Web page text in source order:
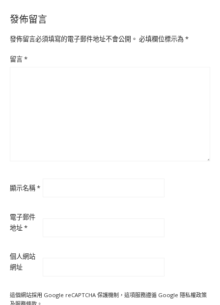
發佈留言
發佈留言必須填寫的電子郵件地址不會公開。 必填欄位標示為*
留言*
顯示名稱*
電子郵件
地址*
個人網站
網址
這個網站採用 Google reCAPTCHA 保護機制，這項服務遵循 Google 隱私權政策